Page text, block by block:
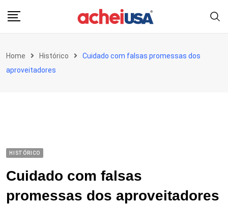
Home Histórico
Cuidado com falsas promessas dos
aproveitadores
HISTÓRICO
Cuidado com falsas
promessas dos aproveitadores